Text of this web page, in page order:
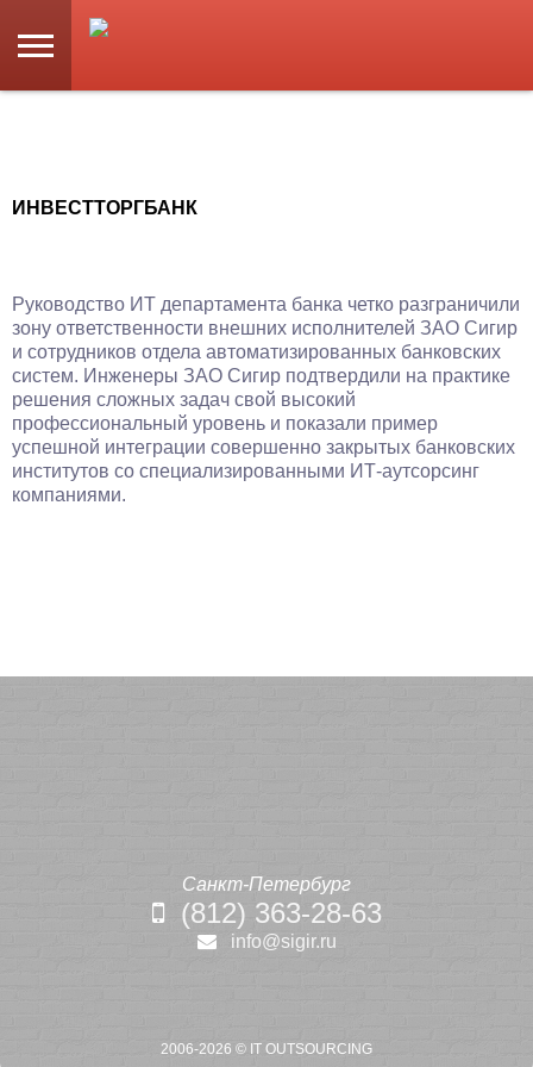
ИНВЕСТТОРГБАНК
Руководство ИТ департамента банка четко разграничили
зону ответственности внешних исполнителей ЗАО Сигир
и сотрудников отдела автоматизированных банковских
систем. Инженеры ЗАО Сигир подтвердили на практике
решения сложных задач свой высокий
профессиональный уровень и показали пример
успешной интеграции совершенно закрытых банковских
институтов со специализированными ИТ-аутсорсинг
компаниями.
Санкт-Петербург
(812) 363-28-63
info@sigir.ru
2006-2026 © IT OUTSOURCING